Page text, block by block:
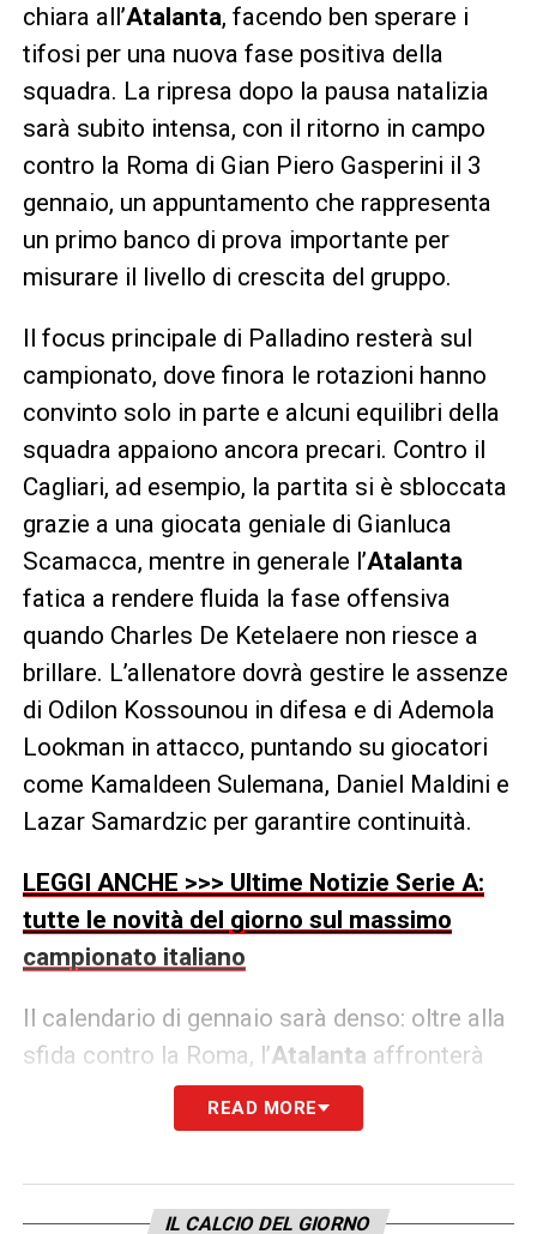
chiara all’Atalanta, facendo ben sperare i
tifosi per una nuova fase positiva della
squadra. La ripresa dopo la pausa natalizia
sarà subito intensa, con il ritorno in campo
contro la Roma di Gian Piero Gasperini il 3
gennaio, un appuntamento che rappresenta
un primo banco di prova importante per
misurare il livello di crescita del gruppo.
Il focus principale di Palladino resterà sul
campionato, dove finora le rotazioni hanno
convinto solo in parte e alcuni equilibri della
squadra appaiono ancora precari. Contro il
Cagliari, ad esempio, la partita si è sbloccata
grazie a una giocata geniale di Gianluca
Scamacca, mentre in generale l’Atalanta
fatica a rendere fluida la fase offensiva
quando Charles De Ketelaere non riesce a
brillare. L’allenatore dovrà gestire le assenze
di Odilon Kossounou in difesa e di Ademola
Lookman in attacco, puntando su giocatori
come Kamaldeen Sulemana, Daniel Maldini e
Lazar Samardzic per garantire continuità.
LEGGI ANCHE >>> Ultime Notizie Serie A:
tutte le novità del giorno sul massimo
campionato italiano
Il calendario di gennaio sarà denso: oltre alla
sfida contro la Roma, l’Atalanta affronterà
Bologna il 7 gennaio, Torino il 10 e poi le
sfide europee contro Pisa, Athletic Bilbao e
contro l’Union Saint-Gilloise il 28 gennaio.
READ MORE
IL CALCIO DEL GIORNO